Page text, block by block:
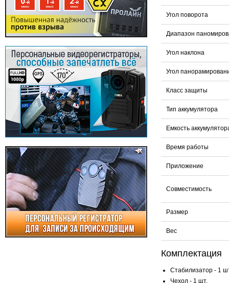
Угол поворота
Диапазон
Угол наклона
Угол
Класс защиты
Тип аккумулятора
Емкость
Время работы
Приложение
Совместимость
Размер
Вес
Комплектация
Стабилизатор - 1
Чехол - 1 шт.